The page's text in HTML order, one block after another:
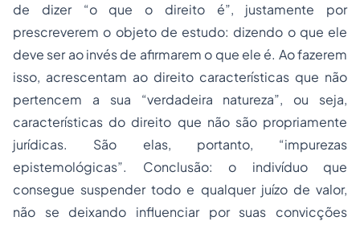
de dizer “o que o direito é”, justamente por
prescreverem o objeto de estudo: dizendo o que ele
deve ser ao invés de afirmarem o que ele é. Ao fazerem
isso, acrescentam ao direito características que não
pertencem a sua “verdadeira natureza”, ou seja,
características do direito que não são propriamente
jurídicas. São elas, portanto, “impurezas
epistemológicas”. Conclusão: o indivíduo que
consegue suspender todo e qualquer juízo de valor,
não se deixando influenciar por suas convicções